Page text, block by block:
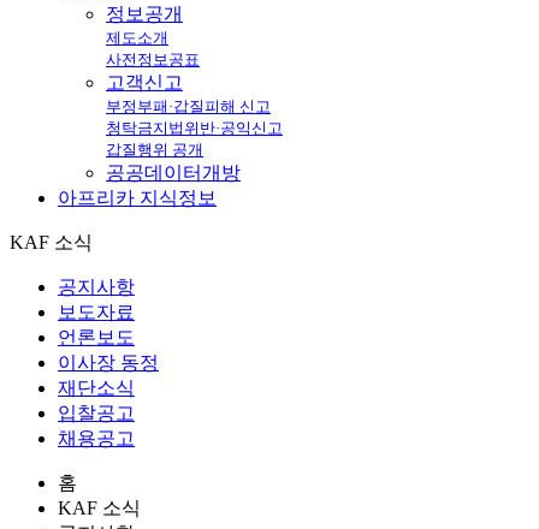
정보공개
제도소개
사전정보공표
고객신고
부정부패·갑질피해 신고
청탁금지법위반·공익신고
갑질행위 공개
공공데이터개방
아프리카 지식정보
KAF 소식
공지사항
보도자료
언론보도
이사장 동정
재단소식
입찰공고
채용공고
홈
KAF 소식